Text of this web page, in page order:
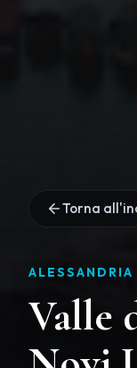
Torna
Valle